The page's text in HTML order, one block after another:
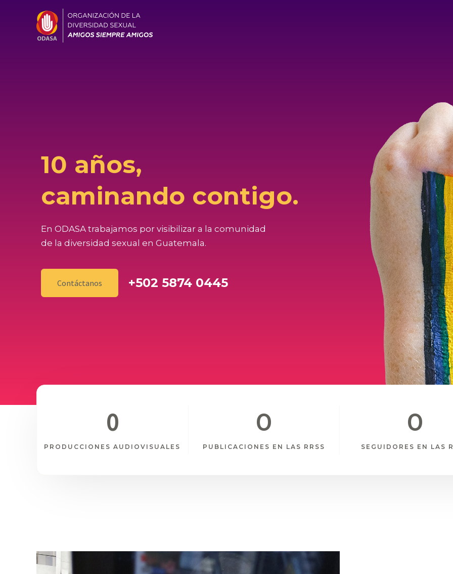
10 años,
caminando contigo.
En ODASA trabajamos por visibilizar a la comunidad
de la diversidad sexual en Guatemala.
Contáctanos +502 5874 0445
0
PRODUCCIONES AUDIOVISUALES
0
PUBLICACIONES EN LAS RRSS
0
SEGUIDORES EN LAS